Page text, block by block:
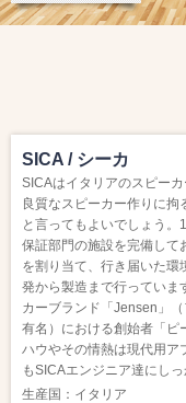
SICA / シーカ
SICAはイタリアのスピー
良質なスピーカー作りに
と言ってもよいでしょう
保証部門の施設を完備して
を割り当て、行き届いた環
発から製造まで行っていま
カーブランド「Jensen」
有名）における創始者「ピ
ハウやその情熱は現代用ア
もSICAエンジニア達にし
生産国：イタリア